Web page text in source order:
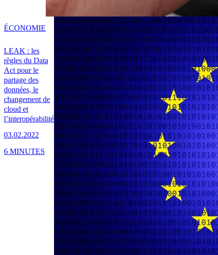
LEAK : les
règles du Data
Act pour le
partage des
données, le
changement de
cloud et
l’interopérabilité
03.02.2022
ÉCONOMIE
6 MINUTES